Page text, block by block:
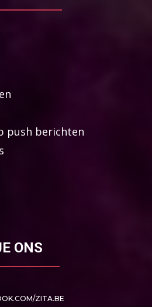
push berichten
ONS
ZITA.BE